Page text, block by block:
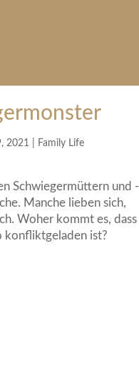
2021 Family Life
Schwiegermüttern und -
Manche lieben sich,
Woher kommt es, dass
konfliktgeladen ist?